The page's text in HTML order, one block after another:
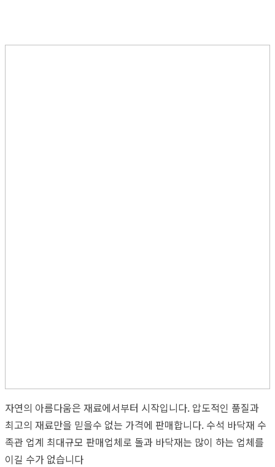
자연의 아름다움은 재료에서부터 시작입니다. 압도적인 품질과
최고의 재료만을 믿을수 없는 가격에 판매합니다. 수석 바닥재 수
족관 업계 최대규모 판매업체로 돌과 바닥재는 많이 하는 업체를
이길 수가 없습니다